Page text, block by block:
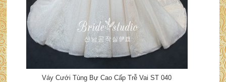
Váy Cưới Tùng Bự Cao Cấp Trễ Vai ST 040